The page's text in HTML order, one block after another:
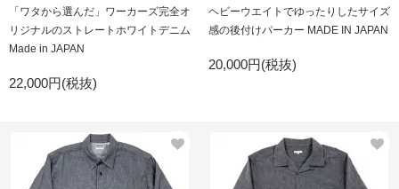
「ワタから選んだ」ワーカーズ完全オ
リジナルのストレートホワイトデニム
Made in JAPAN
22,000円(税抜)
ヘビーウエイトでゆったりしたサイズ
感の後付けパーカー MADE IN JAPAN
20,000円(税抜)